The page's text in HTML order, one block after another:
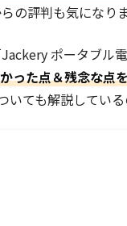
の評判も気になり
ポータブル
った点＆残念な点
いても解説してい